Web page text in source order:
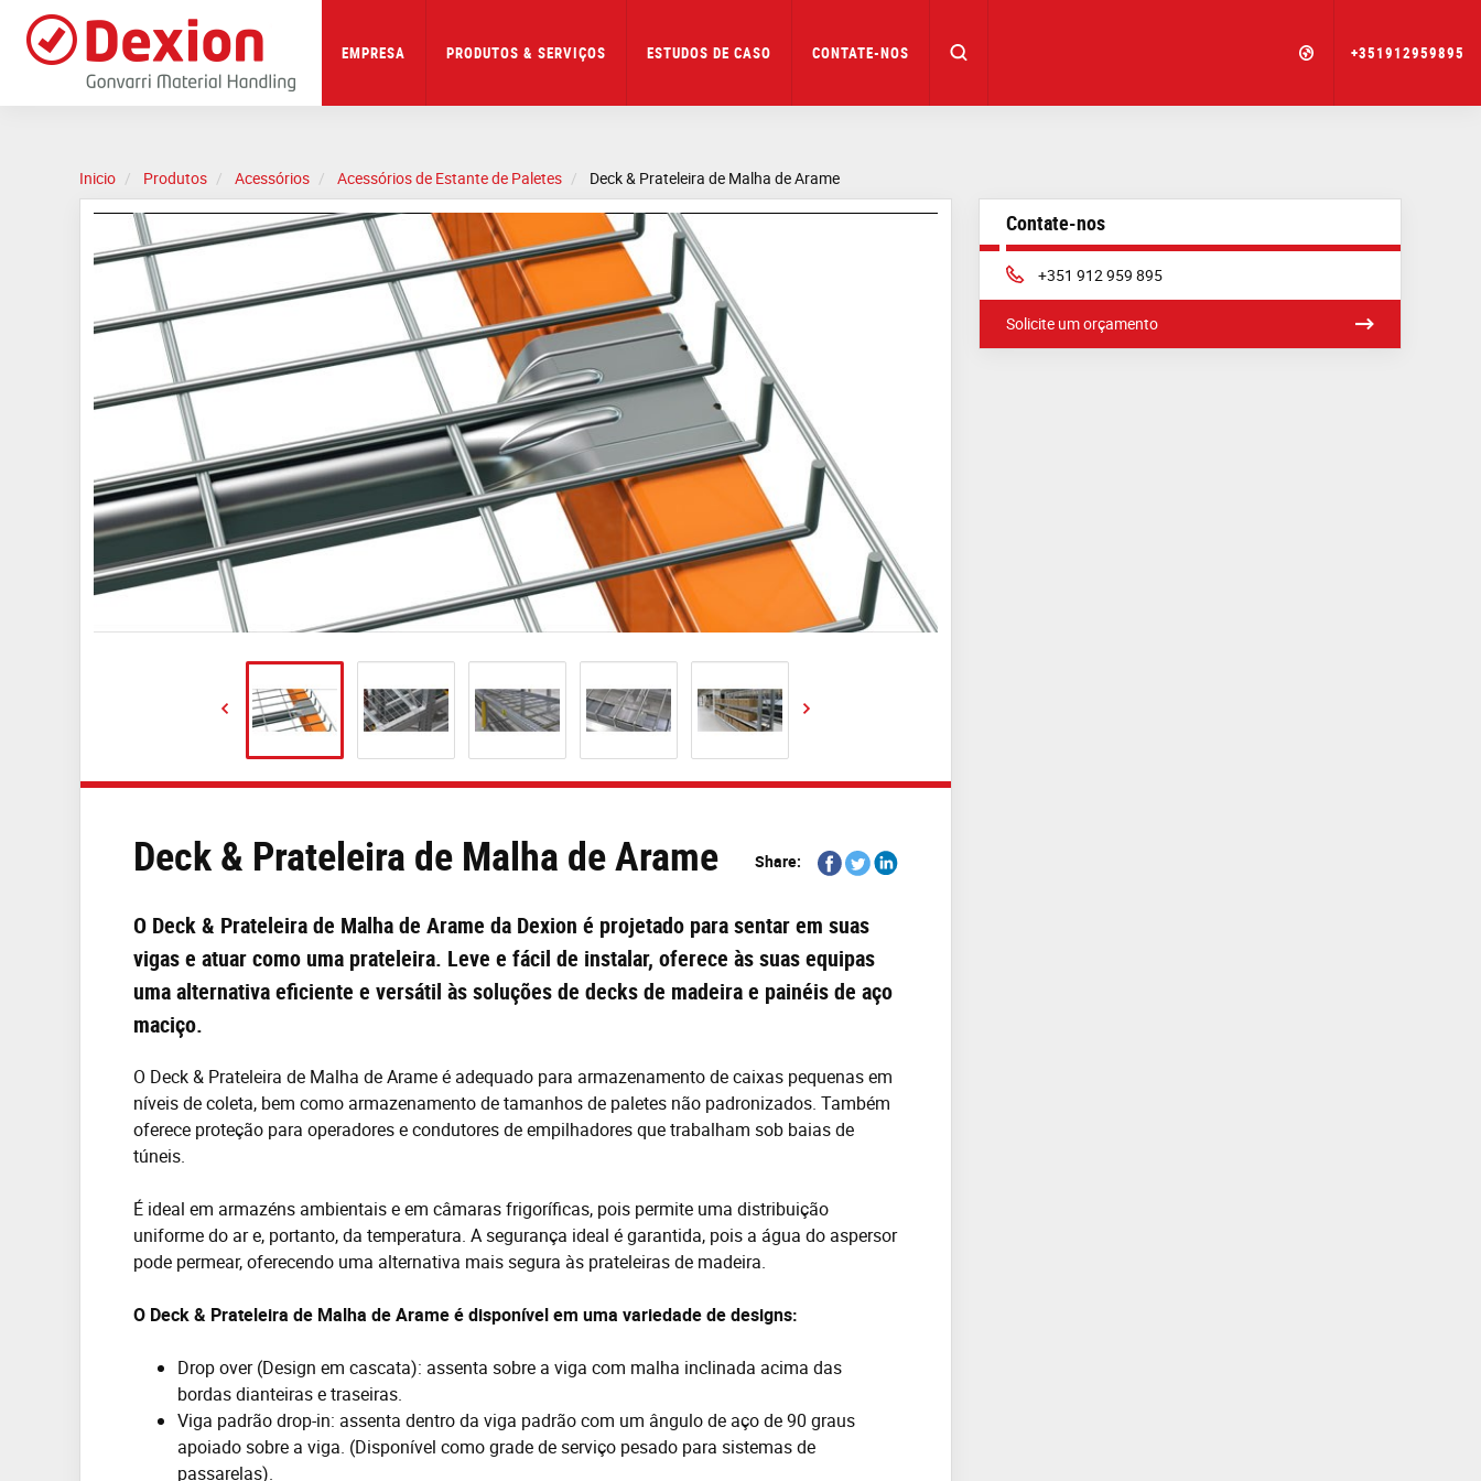
main
EMPRESA PRODUTOS & SERVIÇOS ESTUDOS DE CASO CONTATE-NOS +351912959895
Inicio Produtos Acessórios Acessórios de Estante de Paletes Deck & Prateleira de Malha de Arame
Deck & Prateleira de Malha de Arame Share:
ShareShareShare
O Deck & Prateleira de Malha de Arame da Dexion é projetado para sentar em suas
vigas e atuar como uma prateleira. Leve e fácil de instalar, oferece às suas equipas
uma alternativa eficiente e versátil às soluções de decks de madeira e painéis de aço
maciço.
O Deck & Prateleira de Malha de Arame é adequado para armazenamento de caixas pequenas em
níveis de coleta, bem como armazenamento de tamanhos de paletes não padronizados. Também
oferece proteção para operadores e condutores de empilhadores que trabalham sob baias de
túneis.
É ideal em armazéns ambientais e em câmaras frigoríficas, pois permite uma distribuição
uniforme do ar e, portanto, da temperatura. A segurança ideal é garantida, pois a água do aspersor
pode permear, oferecendo uma alternativa mais segura às prateleiras de madeira.
O Deck & Prateleira de Malha de Arame é disponível em uma variedade de designs:
Drop over (Design em cascata): assenta sobre a viga com malha inclinada acima das
bordas dianteiras e traseiras.
Viga padrão drop-in: assenta dentro da viga padrão com um ângulo de aço de 90 graus
apoiado sobre a viga. (Disponível como grade de serviço pesado para sistemas de
passarelas).
Contate-nos
Phone:
+351 912 959 895
Solicite um orçamento